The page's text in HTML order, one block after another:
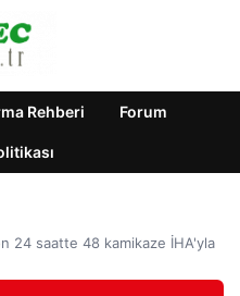
Rehberi Forum
24 saatte 48 kamikaze İHA'yla